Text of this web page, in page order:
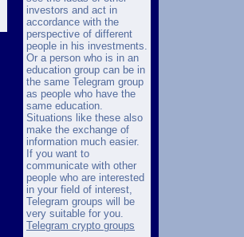
investors and act in
accordance with the
perspective of different
people in his investments.
Or a person who is in an
education group can be in
the same Telegram group
as people who have the
same education.
Situations like these also
make the exchange of
information much easier.
If you want to
communicate with other
people who are interested
in your field of interest,
Telegram groups will be
very suitable for you.
Telegram crypto groups